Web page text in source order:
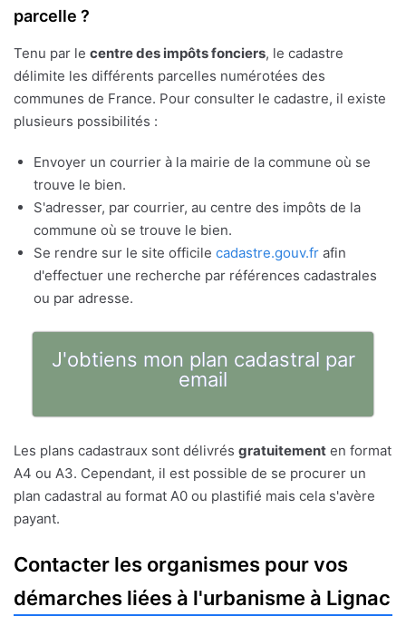
parcelle ?
Tenu par le centre des impôts fonciers, le cadastre
délimite les différents parcelles numérotées des
communes de France. Pour consulter le cadastre, il existe
plusieurs possibilités :
Envoyer un courrier à la mairie de la commune où se
trouve le bien.
S'adresser, par courrier, au centre des impôts de la
commune où se trouve le bien.
Se rendre sur le site officile cadastre.gouv.fr afin
d'effectuer une recherche par références cadastrales
ou par adresse.
J'obtiens mon plan cadastral par
email
Les plans cadastraux sont délivrés gratuitement en format
A4 ou A3. Cependant, il est possible de se procurer un
plan cadastral au format A0 ou plastifié mais cela s'avère
payant.
Contacter les organismes pour vos
démarches liées à l'urbanisme à Lignac